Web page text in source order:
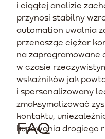
i ciągłej analizie
przynosi stabilny
automation uwalnia
przenosząc ciężar
na zaprogramowane
w czasie
wskaźników jak
i spersonalizowany
zmaksymalizować
kontaktu,
kupowania drogiego
FAQ